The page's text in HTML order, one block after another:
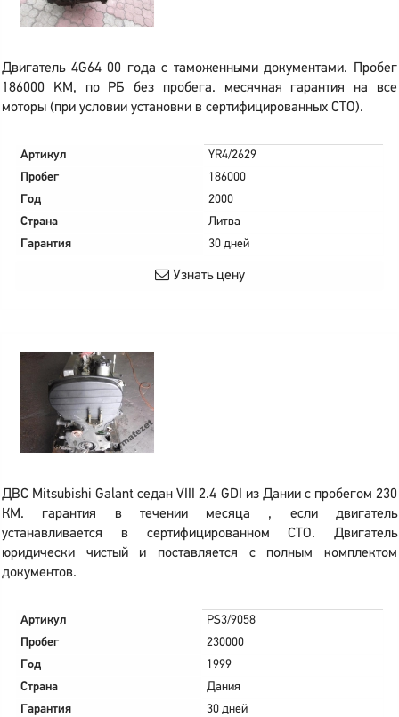
Двигатель 4G64 00 года с таможенными документами. Пробег
186000 KM, по РБ без пробега. месячная гарантия на все
моторы (при условии установки в сертифицированных СТО).
Артикул
YR4/2629
Пробег
186000
Год
2000
Страна
Литва
Гарантия
30 дней
Узнать цену
ДВС Mitsubishi Galant седан VIII 2.4 GDI из Дании с пробегом 230
КМ. гарантия в течении месяца , если двигатель
устанавливается в сертифицированном СТО. Двигатель
юридически чистый и поставляется с полным комплектом
документов.
Артикул
PS3/9058
Пробег
230000
Год
1999
Страна
Дания
Гарантия
30 дней